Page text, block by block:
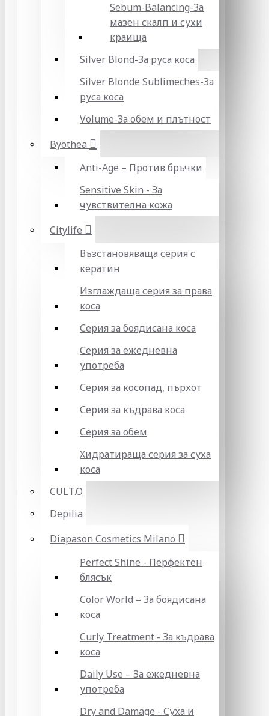
Sebum-Balancing-За
мазен скалп и сухи
краища
Silver Blond-За руса коса
Silver Blonde Sublіmeches-За
руса коса
Volume-За обем и плътност
Byothea
Anti-Age – Против бръчки
Sensitive Skin - За
чувствителна кожа
Citylife
Възстановяваща серия с
кератин
Изглаждаща серия за права
коса
Серия за боядисана коса
Серия за ежедневна
употреба
Серия за косопад, пърхот
Серия за къдрава коса
Серия за обем
Хидратираща серия за суха
коса
CULT.O
Depilia
Diapason Cosmetics Milano
Perfect Shine - Перфектен
блясък
Color World – За боядисана
коса
Curly Treatment - За къдрава
коса
Daily Use – За ежедневна
употреба
Dry and Damage - Суха и